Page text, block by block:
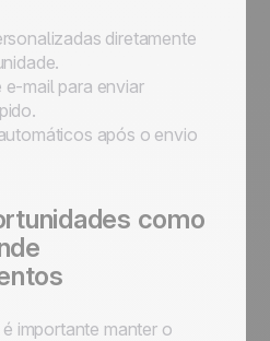
diretamente
e-mail para enviar
após o envio
como
importante manter o